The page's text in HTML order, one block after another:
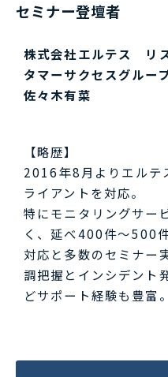
セミナー登壇者
株式会社エルテス リ
タマーサクセスグル
佐々木有菜
【略歴】
2016年8月よりエルテ
ライアントを対応。
特にモニタリングサー
く、延べ400件～500
対応と多数のセミナー
調把握とインシデント
どサポート経験も豊富。